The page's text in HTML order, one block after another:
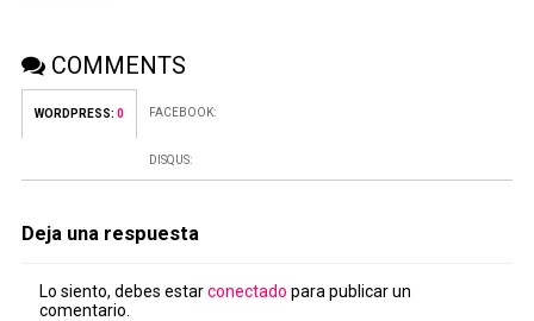
COMMENTS
WORDPRESS: 0 FACEBOOK:
DISQUS:
Deja una respuesta
Lo siento, debes estarconectado para publicar un
comentario.